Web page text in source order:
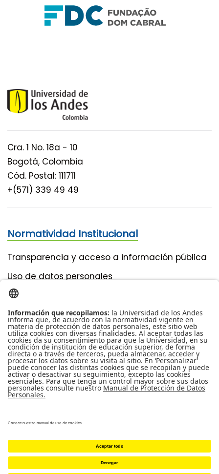
Cra. 1 No. 18a - 10
Bogotá, Colombia
Cód. Postal: 111711
+(571) 339 49 49
Normatividad Institucional
Transparencia y acceso a información pública
Uso de datos personales
Contáctenos
cfs@uniandes.edu.co
CFS
1297 del 30 de mayo de 1964. Reconocimiento personería jurídica: Resolución
- Derechos Reservados Universidad de los Andes